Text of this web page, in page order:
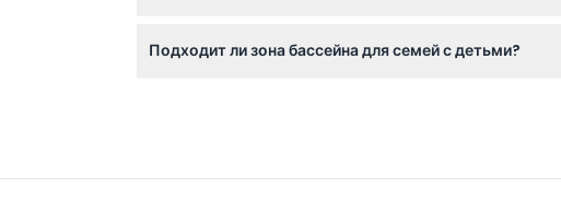
Подходит ли зона бассейна для семей с детьми?